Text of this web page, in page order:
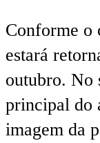
Conforme o
estará
outubro. No
principal do
imagem da